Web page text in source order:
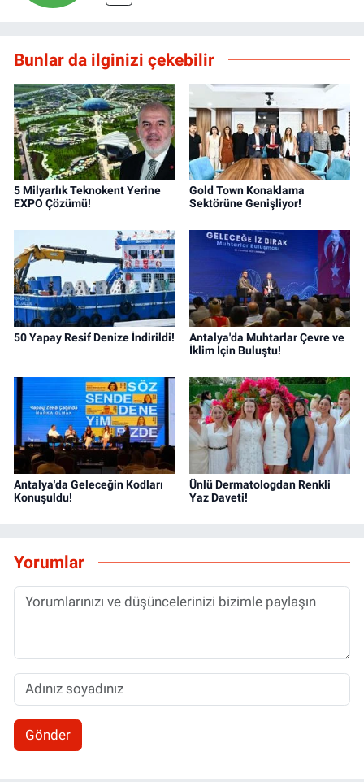
Bunlar da ilginizi çekebilir
5 Milyarlık Teknokent Yerine
EXPO Çözümü!
Gold Town Konaklama
Sektörüne Genişliyor!
50 Yapay Resif Denize İndirildi!
Antalya'da Muhtarlar Çevre ve
İklim İçin Buluştu!
Antalya'da Geleceğin Kodları
Konuşuldu!
Ünlü Dermatologdan Renkli
Yaz Daveti!
Yorumlar
Gönder